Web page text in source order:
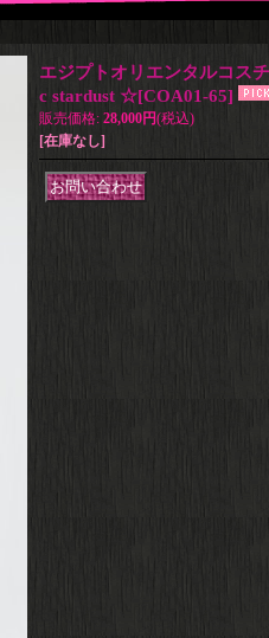
エジプトオリエンタルコス
c stardust ☆[COA01-65]
販売価格: 28,000円(税込)
[在庫なし]